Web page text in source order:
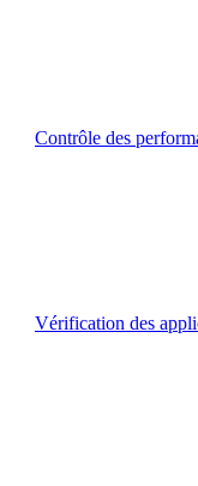
Contrôle des
Vérification des